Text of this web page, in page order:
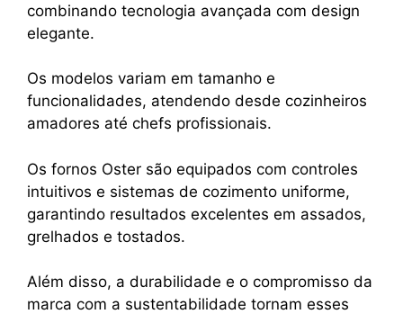
combinando tecnologia avançada com design
elegante.
Os modelos variam em tamanho e
funcionalidades, atendendo desde cozinheiros
amadores até chefs profissionais.
Os fornos Oster são equipados com controles
intuitivos e sistemas de cozimento uniforme,
garantindo resultados excelentes em assados,
grelhados e tostados.
Além disso, a durabilidade e o compromisso da
marca com a sustentabilidade tornam esses